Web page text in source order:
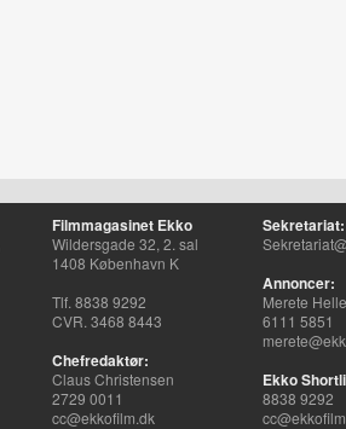
Filmmagasinet Ekko
Wildersgade 32, 2. sal
1408 København K
Tlf. 8838 9292
CVR. 3468 8443
Chefredaktør:
Claus Christensen
2729 0011
cc@ekkofilm.dk
Sekretariat:
Annoncer:
Merete
6111 5851
Ekko
8838 9292